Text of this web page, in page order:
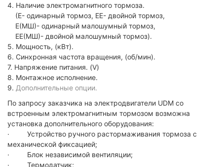
4. Наличие электромагнитного тормоза.
(Е- одинарный тормоз, ЕЕ- двойной тормоз,
Е(МШ)- одинарный малошумный тормоз,
ЕЕ(МШ)- двойной малошумный тормоз).
5. Мощность, (кВт).
6. Синхронная частота вращения, (об/мин).
7. Напряжение питания. (V)
8. Монтажное исполнение.
9. Дополнительные опции.
По запросу заказчика на электродвигатели UDM со
встроенным электромагнитным тормозом возможна
установка дополнительного оборудования:
· Устройство ручного растормаживания тормоза с
механической фиксацией;
· Блок независимой вентиляции;
· Термодатчик;